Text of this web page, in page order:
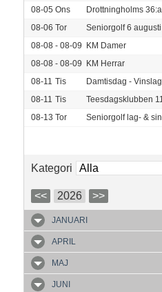
08-05 Ons
Drottningholms
08-06 Tor
Seniorgolf 6 augusti
08-08 - 08-09 KM Damer
08-08 - 08-09 KM Herrar
08-11 Tis
Damtisdag -
08-11 Tis
Teesdagsklubben
08-13 Tor Seniorgolf lag- &
Kategori
<< 2026 >>
JANUARI
APRIL
MAJ
JUNI